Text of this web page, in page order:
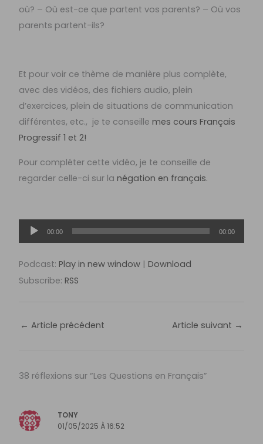
où? – Où est-ce que partent vos parents? – Où vos
parents partent-ils?
Et pour voir ce thème de manière plus complète,
avec des vidéos, des fichiers audio, plein
d’exercices, plein de situations de communication
différentes, etc., je te conseillemes cours Français
Progressif 1 et 2!
Pour compléter cette vidéo, je te conseille de
regarder celle-ci sur lanégation en français.
Lecteur
audio
00:00 00:00
Podcast:Play in new window |Download
Subscribe:RSS
← Article précédent Article suivant →
38 réflexions sur “Les Questions en Français”
TONY
01/05/2025 À 16:52